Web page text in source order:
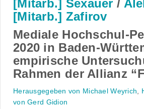
[Mitarb.] Sexauer /
[Mitarb.] Zafirov
Mediale Hochschul-
2020 in Baden-
empirische
Rahmen der Allianz
Herausgegeben von Michael Weyrich,
von Gerd Gidion